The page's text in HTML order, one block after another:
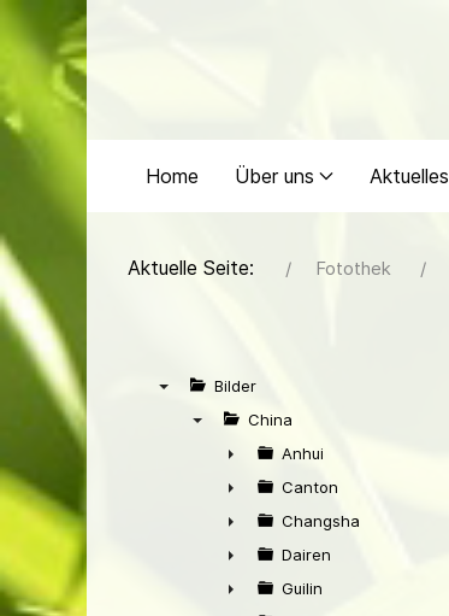
Home Über uns Aktuelles
Aktuelle Seite: Fotothek
Bilder
China
►
Anhui
►
Canton
►
Changsha
►
Dairen
Guilin